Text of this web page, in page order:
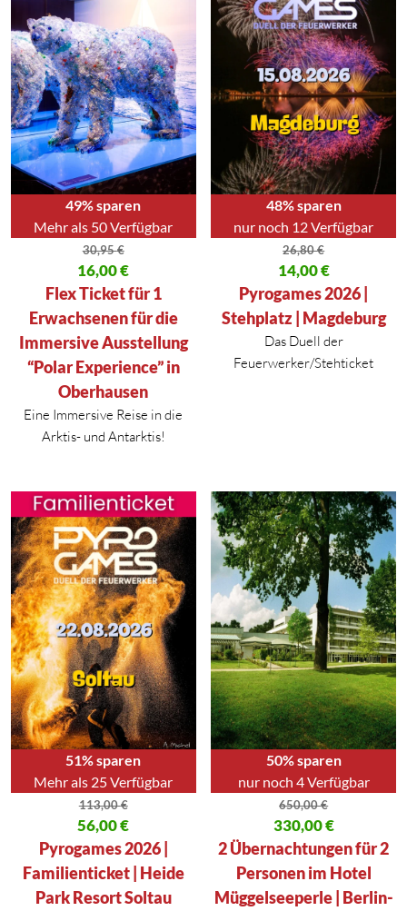
49% sparen
Mehr als 50 Verfügbar
30,95€
Ursprünglicher Preis war: 30,95 €
16,00€
Aktueller Preis ist: 16,00 €.
Flex Ticket für 1
Erwachsenen für die
Immersive Ausstellung
“Polar Experience” in
Oberhausen
Eine Immersive Reise in die
Arktis- und Antarktis!
48% sparen
nur noch 12 Verfügbar
26,80€
Ursprünglicher Preis war:
14,00€
Aktueller Preis ist: 14,00 €.
Pyrogames 2026 |
Stehplatz | Magdeburg
Das Duell der
Feuerwerker/Stehticket
51% sparen
Mehr als 25 Verfügbar
113,00€
Ursprünglicher Preis war: 113,00 €
56,00€
Aktueller Preis ist: 56,00 €.
Pyrogames 2026 |
Familienticket | Heide
Park Resort Soltau
50% sparen
nur noch 4 Verfügbar
650,00€
Ursprünglicher Preis war:
330,00€
Aktueller Preis ist: 330,00 €.
2 Übernachtungen für 2
Personen im Hotel
Müggelseeperle | Berlin-